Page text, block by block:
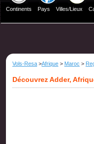
Continents Pays Villes/Lieux
Vols-Resa >Afrique > Maroc >
Découvrez Adder,